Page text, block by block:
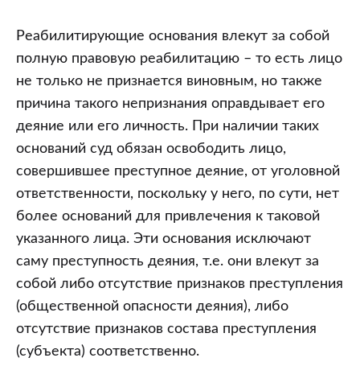
Реабилитирующие основания влекут за собой
полную правовую реабилитацию – то есть лицо
не только не признается виновным, но также
причина такого непризнания оправдывает его
деяние или его личность. При наличии таких
оснований суд обязан освободить лицо,
совершившее преступное деяние, от уголовной
ответственности, поскольку у него, по сути, нет
более оснований для привлечения к таковой
указанного лица. Эти основания исключают
саму преступность деяния, т.е. они влекут за
собой либо отсутствие признаков преступления
(общественной опасности деяния), либо
отсутствие признаков состава преступления
(субъекта) соответственно.